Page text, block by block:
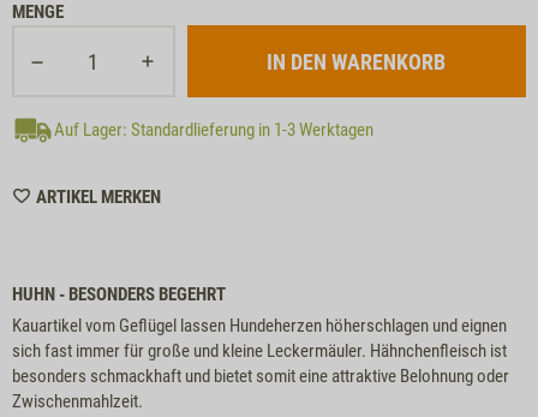
MENGE
Auf Lager: Standardlieferung in 1-3 Werktagen
ARTIKEL MERKENWISHLIST
HUHN - BESONDERS BEGEHRT
Kauartikel vom Geflügel lassen Hundeherzen höherschlagen und eignen
sich fast immer für große und kleine Leckermäuler. Hähnchenfleisch ist
besonders schmackhaft und bietet somit eine attraktive Belohnung oder
Zwischenmahlzeit.